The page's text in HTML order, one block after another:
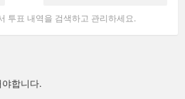
투표 내역을 검색하고 관리하세요.
야합니다.